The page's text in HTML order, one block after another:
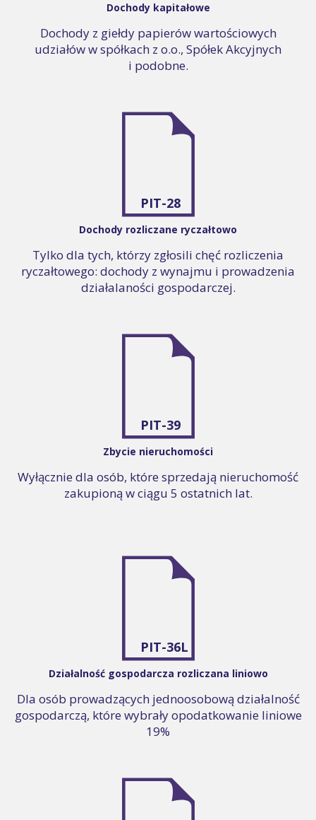
Dochody kapitałowe
Dochody z giełdy papierów wartościowych
udziałów w spółkach z o.o., Spółek Akcyjnych
i podobne.
PIT-28
Dochody rozliczane ryczałtowo
Tylko dla tych, którzy zgłosili chęć rozliczenia
ryczałtowego: dochody z wynajmu i prowadzenia
działalaności gospodarczej.
PIT-39
Zbycie nieruchomości
Wyłącznie dla osób, które sprzedają nieruchomość
zakupioną w ciągu 5 ostatnich lat.
PIT-36L
Działalność gospodarcza rozliczana liniowo
Dla osób prowadzących jednoosobową działalność
gospodarczą, które wybrały opodatkowanie liniowe
19%